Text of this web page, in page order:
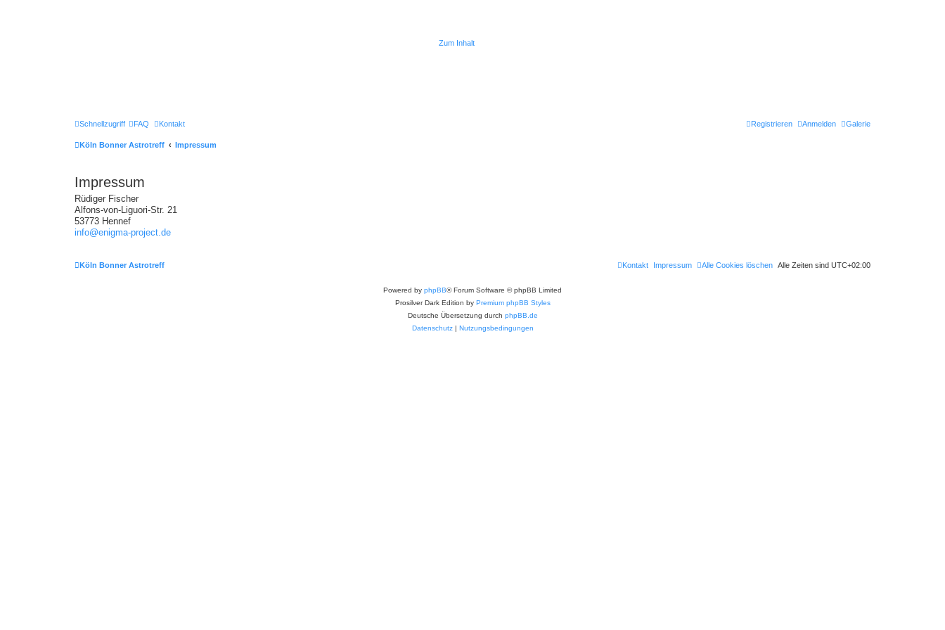
Zum Inhalt
Schnellzugriff Galerie
FAQ Kontakt Anmelden
Registrieren
Köln Bonner Astrotreff Impressum
Impressum
Rüdiger Fischer
Alfons-von-Liguori-Str. 21
53773 Hennef
info@enigma-project.de
Köln Bonner Astrotreff Alle Zeiten sind UTC+02:00
Alle Cookies löschen
Impressum
Kontakt
Powered by phpBB® Forum Software © phpBB Limited
Prosilver Dark Edition by Premium phpBB Styles
Deutsche Übersetzung durch phpBB.de
Datenschutz | Nutzungsbedingungen